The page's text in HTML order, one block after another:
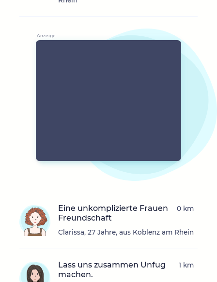
Eine unkomplizierte Frauen
Freundschaft
Clarissa, 27 Jahre, aus Koblenz am Rhein
0 km
Lass uns zusammen Unfug
machen.
1 km